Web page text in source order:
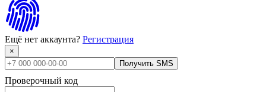
Ещё нет аккаунта? Регистрация
×
Получить SMS
Проверочный код